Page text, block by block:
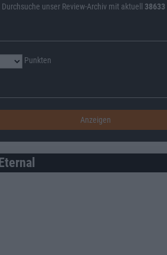
unser Review-Archiv mit aktuell 38633
Punkten